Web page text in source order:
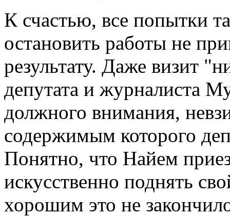
К счастью, все попытки
остановить работы не
результату. Даже визит
депутата и журналиста
должного внимания,
содержимым которого
Понятно, что Найем
искусственно поднять
хорошим это не